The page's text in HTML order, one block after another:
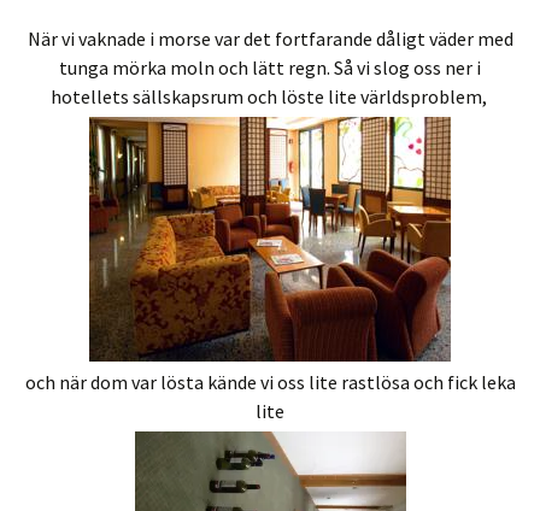
När vi vaknade i morse var det fortfarande dåligt väder med
tunga mörka moln och lätt regn. Så vi slog oss ner i
hotellets sällskapsrum och löste lite världsproblem,
och när dom var lösta kände vi oss lite rastlösa och fick leka
lite